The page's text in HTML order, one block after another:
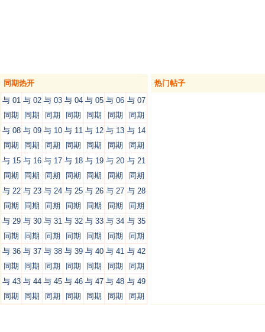
同期热开
与 01
同期
与 02
同期
与 03
同期
与 04
同期
与 05
同期
与 06
同期
与 07
同期
与 08
同期
与 09
同期
与 10
同期
与 11
同期
与 12
同期
与 13
同期
与 14
同期
与 15
同期
与 16
同期
与 17
同期
与 18
同期
与 19
同期
与 20
同期
与 21
同期
与 22
同期
与 23
同期
与 24
同期
与 25
同期
与 26
同期
与 27
同期
与 28
同期
与 29
同期
与 30
同期
与 31
同期
与 32
同期
与 33
同期
与 34
同期
与 35
同期
与 36
同期
与 37
同期
与 38
同期
与 39
同期
与 40
同期
与 41
同期
与 42
同期
与 43
同期
与 44
同期
与 45
同期
与 46
同期
与 47
同期
与 48
同期
与 49
同期
热门帖子